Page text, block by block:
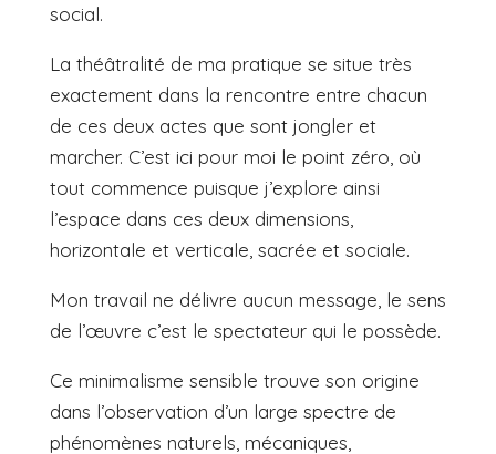
social.
La théâtralité de ma pratique se situe très
exactement dans la rencontre entre chacun
de ces deux actes que sont jongler et
marcher. C’est ici pour moi le point zéro, où
tout commence puisque j’explore ainsi
l’espace dans ces deux dimensions,
horizontale et verticale, sacrée et sociale.
Mon travail ne délivre aucun message, le sens
de l’œuvre c’est le spectateur qui le possède.
Ce minimalisme sensible trouve son origine
dans l’observation d’un large spectre de
phénomènes naturels, mécaniques,